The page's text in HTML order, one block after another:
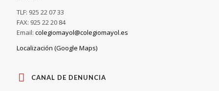
TLF: 925 22 07 33
FAX: 925 22 20 84
Email: colegiomayol@colegiomayol.es
Localización (Google Maps)
CANAL DE DENUNCIA